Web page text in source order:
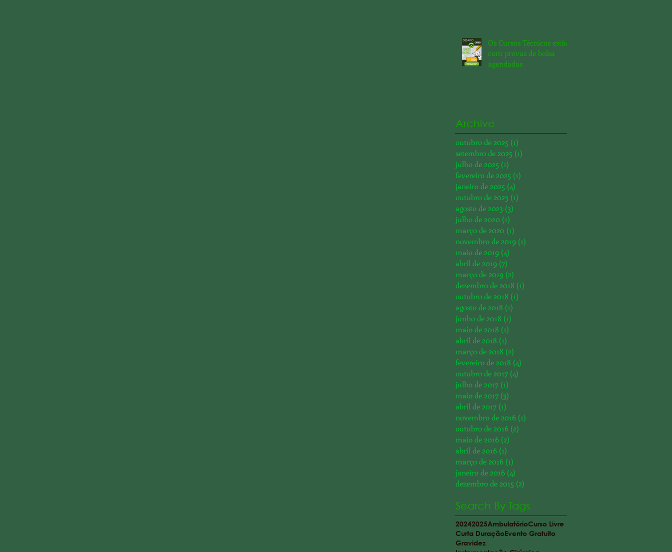
Os Cursos Técnicos estão
com provas de bolsa
agendadas
Archive
outubro de 2025 (1)
setembro de 2025 (1)
julho de 2025 (1)
fevereiro de 2025 (1)
janeiro de 2025 (4)
outubro de 2023 (1)
agosto de 2023 (3)
julho de 2020 (1)
março de 2020 (1)
novembro de 2019 (1)
maio de 2019 (4)
abril de 2019 (7)
março de 2019 (2)
dezembro de 2018 (1)
outubro de 2018 (1)
agosto de 2018 (1)
junho de 2018 (1)
maio de 2018 (1)
abril de 2018 (1)
março de 2018 (2)
fevereiro de 2018 (4)
outubro de 2017 (4)
julho de 2017 (1)
maio de 2017 (3)
abril de 2017 (1)
novembro de 2016 (1)
outubro de 2016 (2)
maio de 2016 (2)
abril de 2016 (1)
março de 2016 (1)
janeiro de 2016 (4)
dezembro de 2015 (2)
Search By Tags
20242025AmbulatórioCurso Livre
Curta DuraçãoEvento Gratuito
Gravidez